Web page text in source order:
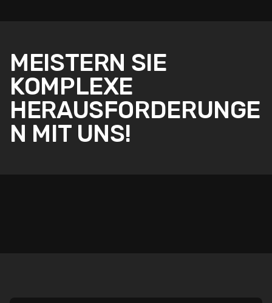
MEISTERN SIE
KOMPLEXE
HERAUSFORDERUNGE
N MIT UNS!